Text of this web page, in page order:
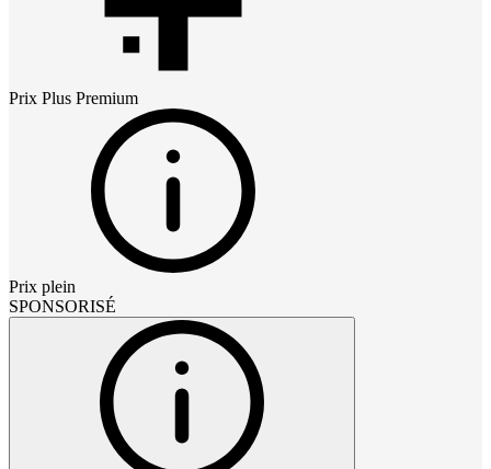
Prix Plus Premium
Prix plein
SPONSORISÉ